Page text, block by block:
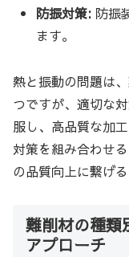
防振対策: 防振
ます。
熱と振動の問題は
つですが、適切な
服し、高品質な加
対策を組み合わせ
の品質向上に繋げ
難削材の種類
アプローチ